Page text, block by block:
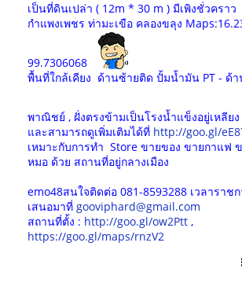
เป็นที่ดินเปล่า ( 12m * 30 m ) มีเพิงชั่วคราว
กำแพงเพชร ท่ามะเขือ คลองขลุง
99.7306068
พื้นที่ใกล้เคียง ด้านซ้ายติด ปั้มน้ำมัน PT - ด้
พาณิชย์ , ฝั่งตรงข้ามเป็นโรงน้ำแข็งอยู่เหลียง
และสามารถดูเพิ่มเติมได้ที่ http://goo.gl/
เหมาะกับการทำ Store ขายของ ขายกาแฟ
หมอ ด้วย สถานที่อยู่กลางเมือง
emo48สนใจติดต่อ 081-8593288 เวลาราช
เสนอมาที่ gooviphard@gmail.com
สถานที่ตั้ง : http://goo.gl/ow2Ptt ,
https://goo.gl/maps/rnzV2